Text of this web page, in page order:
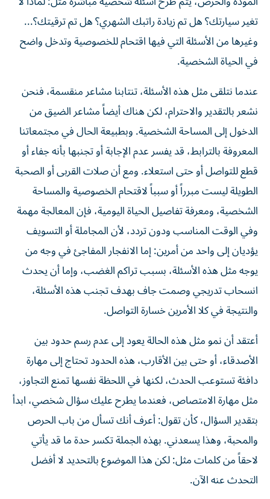
تغير سيارتك؟ هل تم زيادة راتبك الشهري؟ هل تم ترقيتك؟...
وغيرها من الأسئلة التي فيها اقتحام للخصوصية وتدخل واضح
في الحياة الشخصية.
عندما نتلقى مثل هذه الأسئلة، تنتابنا مشاعر منقسمة، فنحن
نشعر بالتقدير والاحترام، لكن هناك أيضاً مشاعر الضيق من
الدخول إلى المساحة الشخصية. وبطبيعة الحال في مجتمعاتنا
المعروفة بالترابط، قد يفسر عدم الإجابة أو تجنبها بأنه جفاء أو
قطع للتواصل أو حتى استعلاء. ومع أن صلات القربى أو الصحبة
الطويلة ليست مبرراً أو سبباً لاقتحام الخصوصية والمساحة
الشخصية، ومعرفة تفاصيل الحياة اليومية، فإن المعالجة مهمة
وفي الوقت المناسب ودون تردد، لأن المجاملة أو التسويف
يؤديان إلى واحد من أمرين: إما الانفجار المفاجئ في وجه من
يوجه مثل هذه الأسئلة، بسبب تراكم الغضب، وإما أن يحدث
انسحاب تدريجي وصمت جاف بهدف تجنب هذه الأسئلة،
والنتيجة في كلا الأمرين خسارة التواصل.
أعتقد أن نمو مثل هذه الحالة يعود إلى عدم رسم حدود بين
الأصدقاء، أو حتى بين الأقارب، هذه الحدود تحتاج إلى مهارة
دافئة تستوعب الحدث، لكنها في اللحظة نفسها تمنع التجاوز،
مثل مهارة الامتصاص، فعندما يطرح عليك سؤال شخصي، ابدأ
بتقدير السؤال، كأن تقول: أعرف أنك تسأل من باب الحرص
والمحبة، وهذا يسعدني. بهذه الجملة تكسر حدة ما قد يأتي
لاحقاً من كلمات مثل: لكن هذا الموضوع بالتحديد لا أفضل
التحدث عنه الآن.